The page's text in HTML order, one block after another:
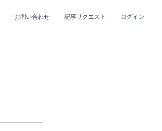
お問い合わせ 記事リクエスト ログイン